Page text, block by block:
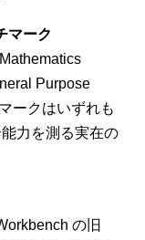
マーク
Purpose
ークはいずれも
力を測る実在の
の旧